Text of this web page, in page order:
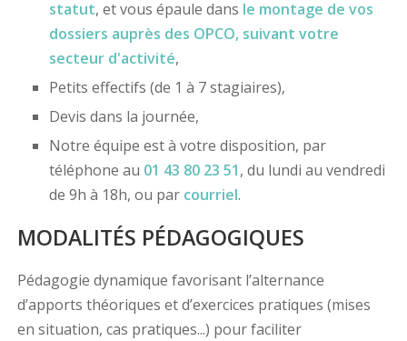
statut, et vous épaule dans le montage de vos
dossiers auprès des OPCO, suivant votre
secteur d'activité,
Petits effectifs (de 1 à 7 stagiaires),
Devis dans la journée,
Notre équipe est à votre disposition, par
téléphone au 01 43 80 23 51, du lundi au vendredi
de 9h à 18h, ou par courriel.
MODALITÉS PÉDAGOGIQUES
Pédagogie dynamique favorisant l’alternance
d’apports théoriques et d’exercices pratiques (mises
en situation, cas pratiques...) pour faciliter